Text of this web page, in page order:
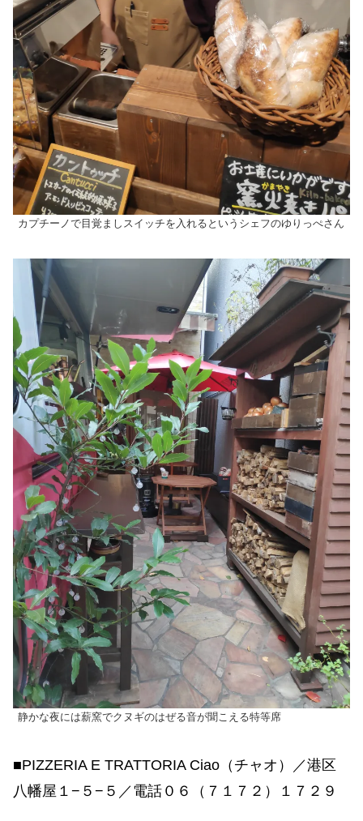
カプチーノで目覚ましスイッチを入れるというシェフのゆりっぺさん
静かな夜には薪窯でクヌギのはぜる音が聞こえる特等席
■PIZZERIA E TRATTORIA Ciao（チャオ）／港区
八幡屋１−５−５／電話０６（７１７２）１７２９